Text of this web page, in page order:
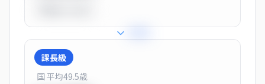
課長級
国 平均49.5歳